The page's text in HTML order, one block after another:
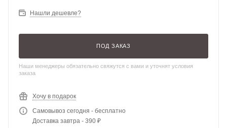
Нашли дешевле?
ПОД ЗАКАЗ
Наши менеджеры обязательно свяжутся с вами и уточнят условия
заказа
Хочу в подарок
Самовывоз сегодня - бесплатно
Доставка завтра - 390 ₽